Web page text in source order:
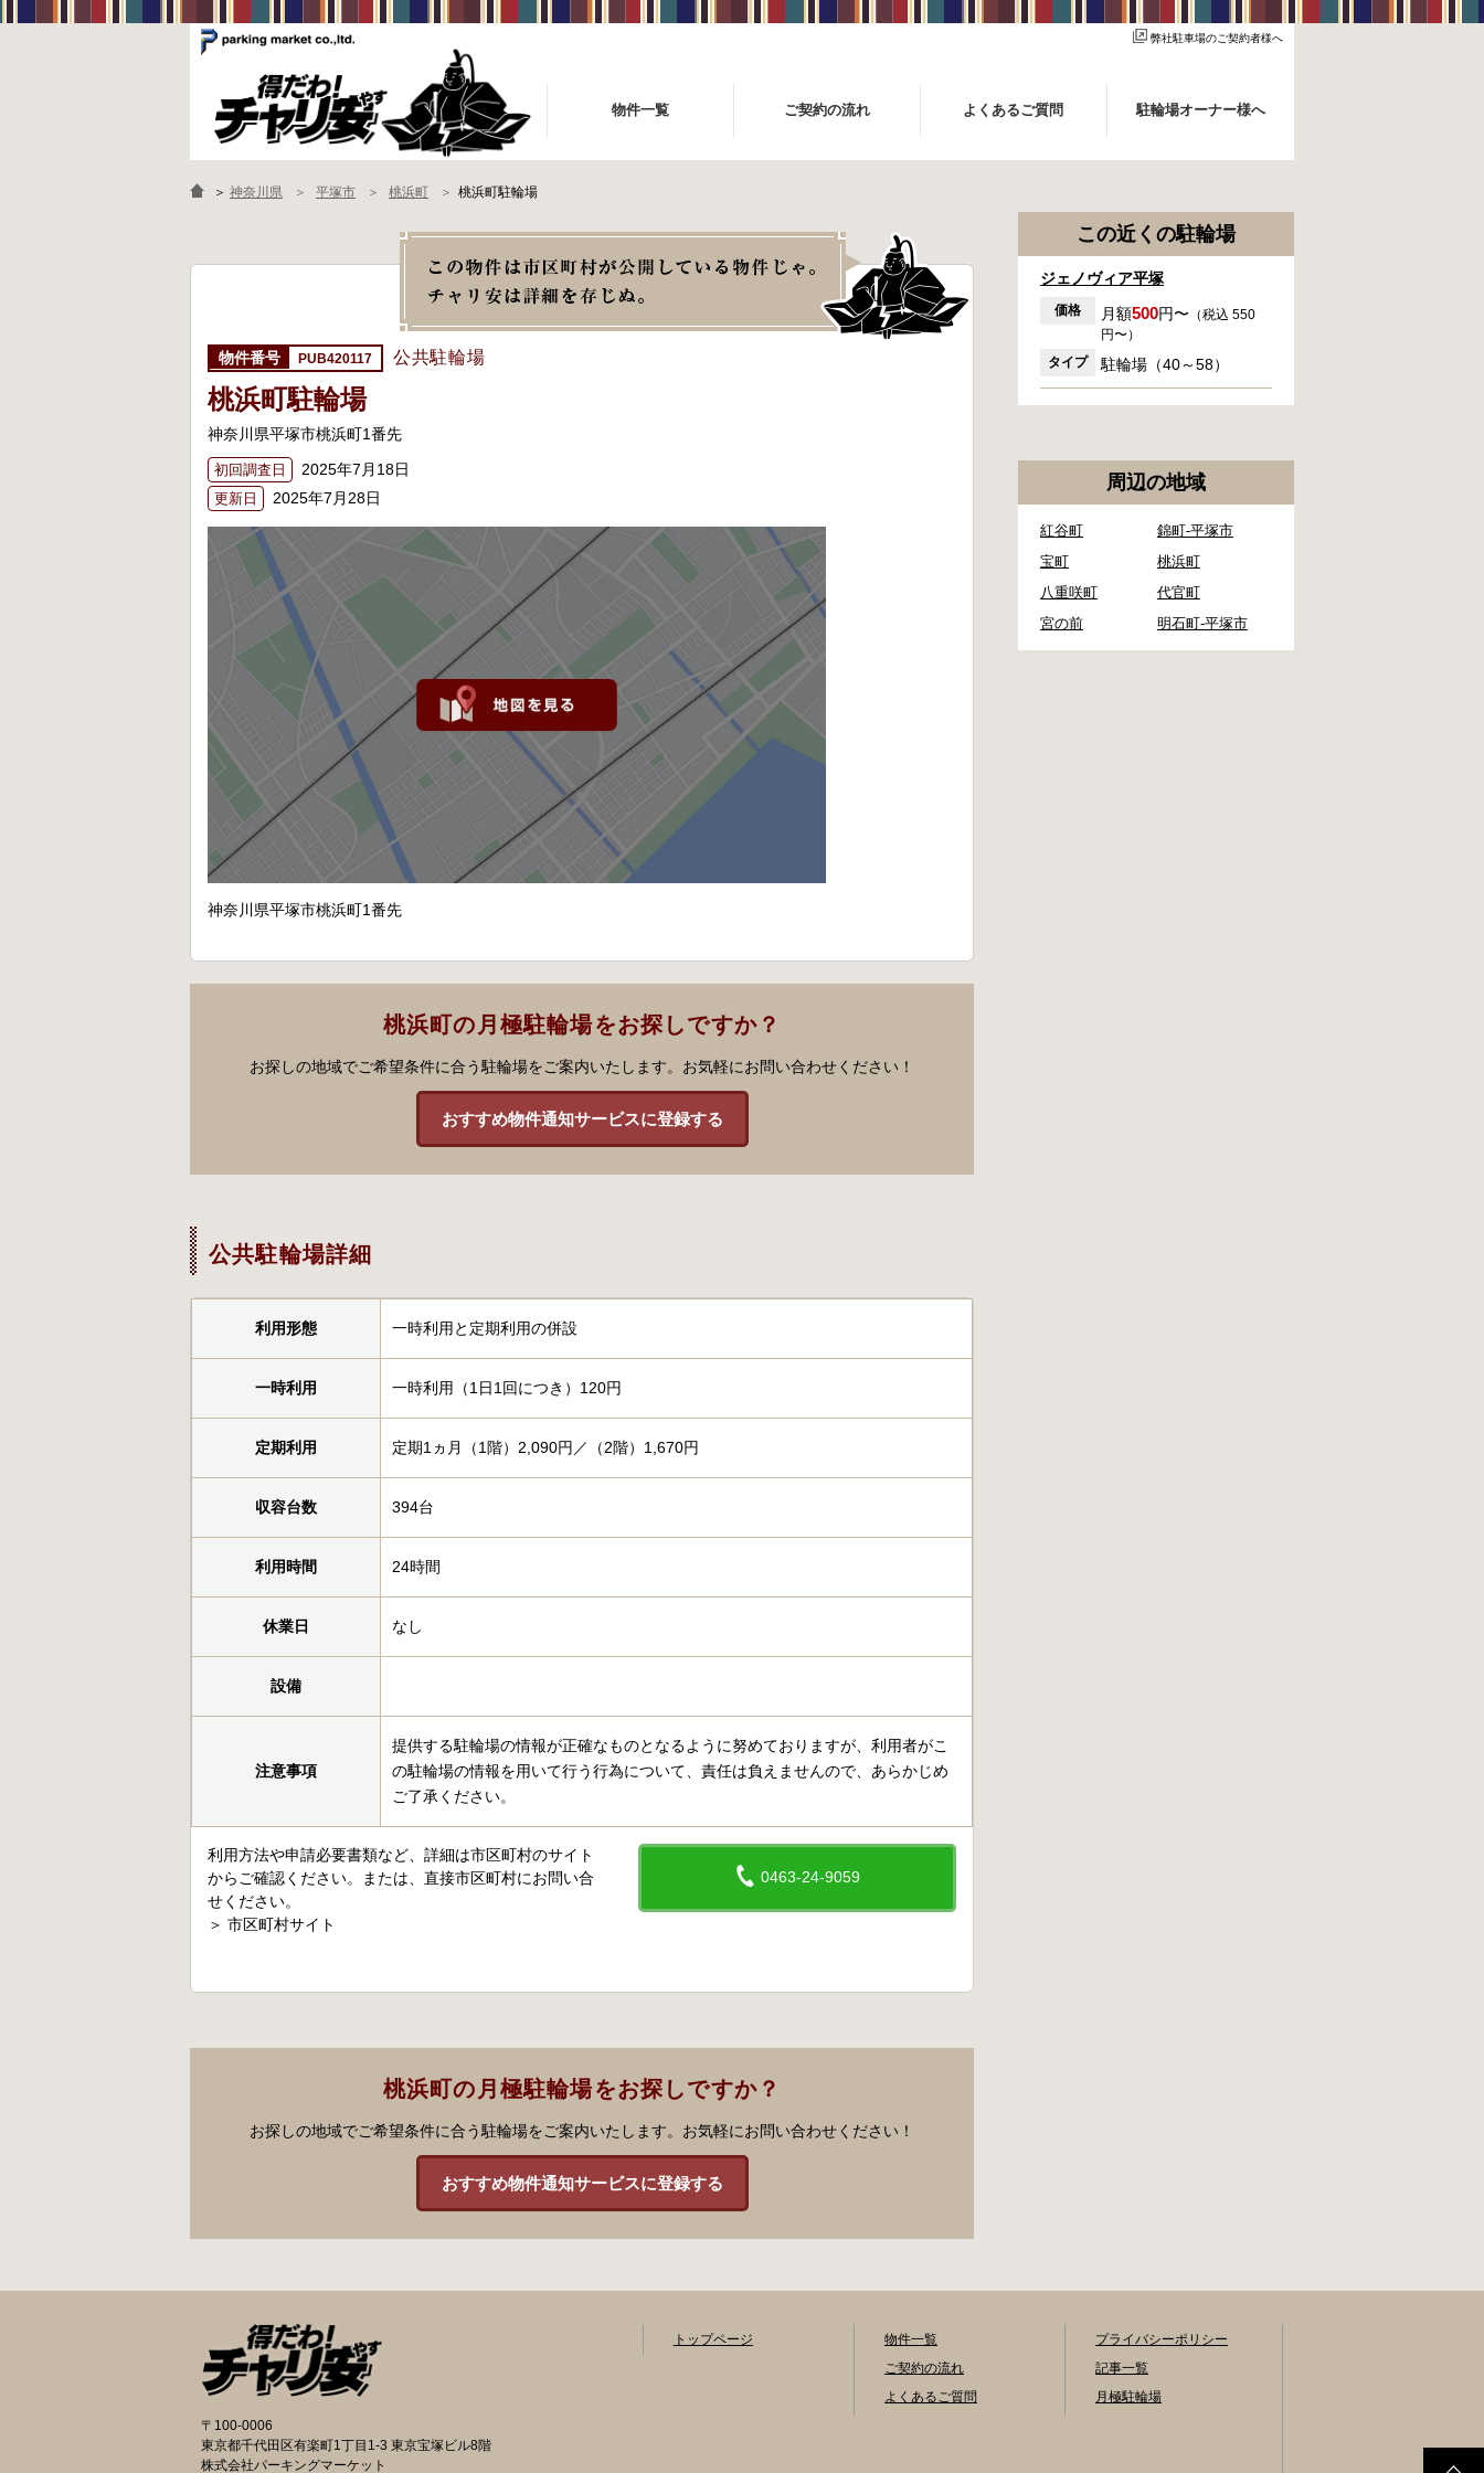
弊社駐車場のご契約者様へ
物件一覧 ご契約の流れ よくあるご質問 駐輪場オーナー様へ
＞ 神奈川県 平塚市 桃浜町 桃浜町駐輪場
PUB420117 公共駐輪場
桃浜町駐輪場
神奈川県平塚市桃浜町1番先
初回調査日 2025年7月18日
更新日 2025年7月28日
神奈川県平塚市桃浜町1番先
桃浜町の月極駐輪場をお探しですか？
お探しの地域でご希望条件に合う駐輪場をご案内いたします。お気軽にお問い合わせください！
おすすめ物件通知サービスに登録する
公共駐輪場詳細
利用形態 一時利用と定期利用の併設
一時利用 一時利用（1日1回につき）120円
定期利用 定期1ヵ月（1階）2,090円／（2階）1,670円
収容台数 394台
利用時間 24時間
休業日 なし
設備
注意事項
提供する駐輪場の情報が正確なものとなるように努めておりますが、利用者がこ
の駐輪場の情報を用いて行う行為について、責任は負えませんので、あらかじめ
ご了承ください。
0463-24-9059
利用方法や申請必要書類など、詳細は市区町村のサイト
からご確認ください。または、直接市区町村にお問い合
せください。
＞ 市区町村サイト
桃浜町の月極駐輪場をお探しですか？
お探しの地域でご希望条件に合う駐輪場をご案内いたします。お気軽にお問い合わせください！
おすすめ物件通知サービスに登録する
この近くの駐輪場
ジェノヴィア平塚
価格 月額500円〜 （税込 550
円〜）
タイプ
駐輪場（40～58）
周辺の地域
紅谷町
錦町-平塚市
宝町
桃浜町
八重咲町
代官町
宮の前
明石町-平塚市
〒100-0006
東京都千代田区有楽町1丁目1-3 東京宝塚ビル8階
株式会社パーキングマーケット
トップページ
物件一覧
ご契約の流れ
よくあるご質問
プライバシーポリシー
記事一覧
月極駐輪場